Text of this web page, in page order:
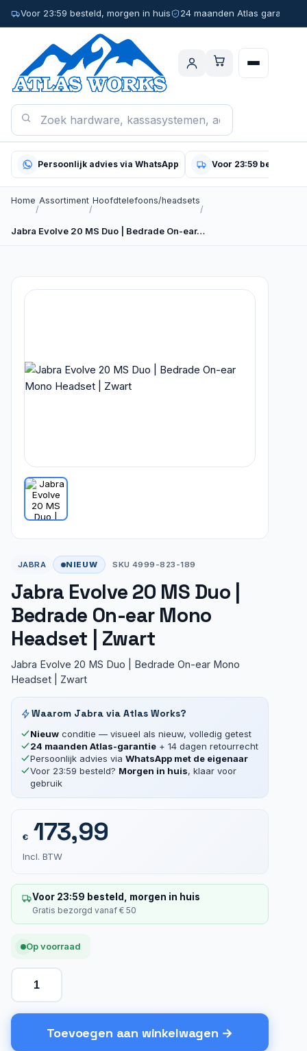
Voor 23:59 besteld, morgen in huis 24 maanden Atlas garantie
Persoonlijk advies via WhatsApp Voor 23:59 besteld,
Home
/
Assortiment
/
Hoofdtelefoons/headsets
/
Jabra Evolve 20 MS Duo | Bedrade On-ear…
JABRA NIEUW SKU 4999-823-189
Jabra Evolve 20 MS Duo |
Bedrade On-ear Mono
Headset | Zwart
Jabra Evolve 20 MS Duo | Bedrade On-ear Mono
Headset | Zwart
Waarom Jabra via Atlas Works?
Nieuw conditie — visueel als nieuw, volledig getest
24 maanden Atlas-garantie + 14 dagen retourrecht
Persoonlijk advies via WhatsApp met de eigenaar
Voor 23:59 besteld? Morgen in huis, klaar voor
gebruik
€173,99
Incl. BTW
Voor 23:59 besteld, morgen in huis
Gratis bezorgd vanaf € 50
Op voorraad
Toevoegen aan winkelwagen